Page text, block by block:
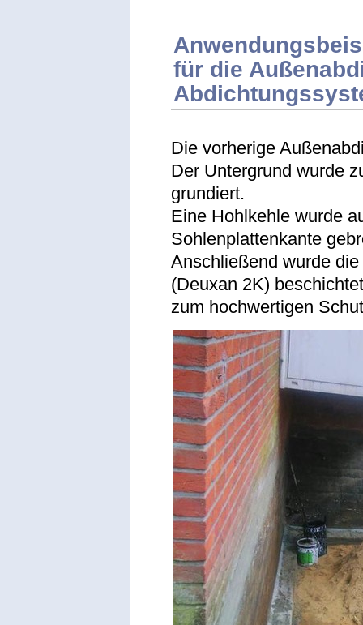
für die
Die vorherige
Der Untergrund wurde
grundiert.
Eine Hohlkehle wurde
Sohlenplattenkante
Anschließend wurde
(Deuxan 2K)
zum hochwertigen